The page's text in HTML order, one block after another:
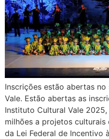
Inscrições estão abertas
Vale. Estão abertas as
Instituto Cultural Vale
milhões a projetos
da Lei Federal de Incentivo